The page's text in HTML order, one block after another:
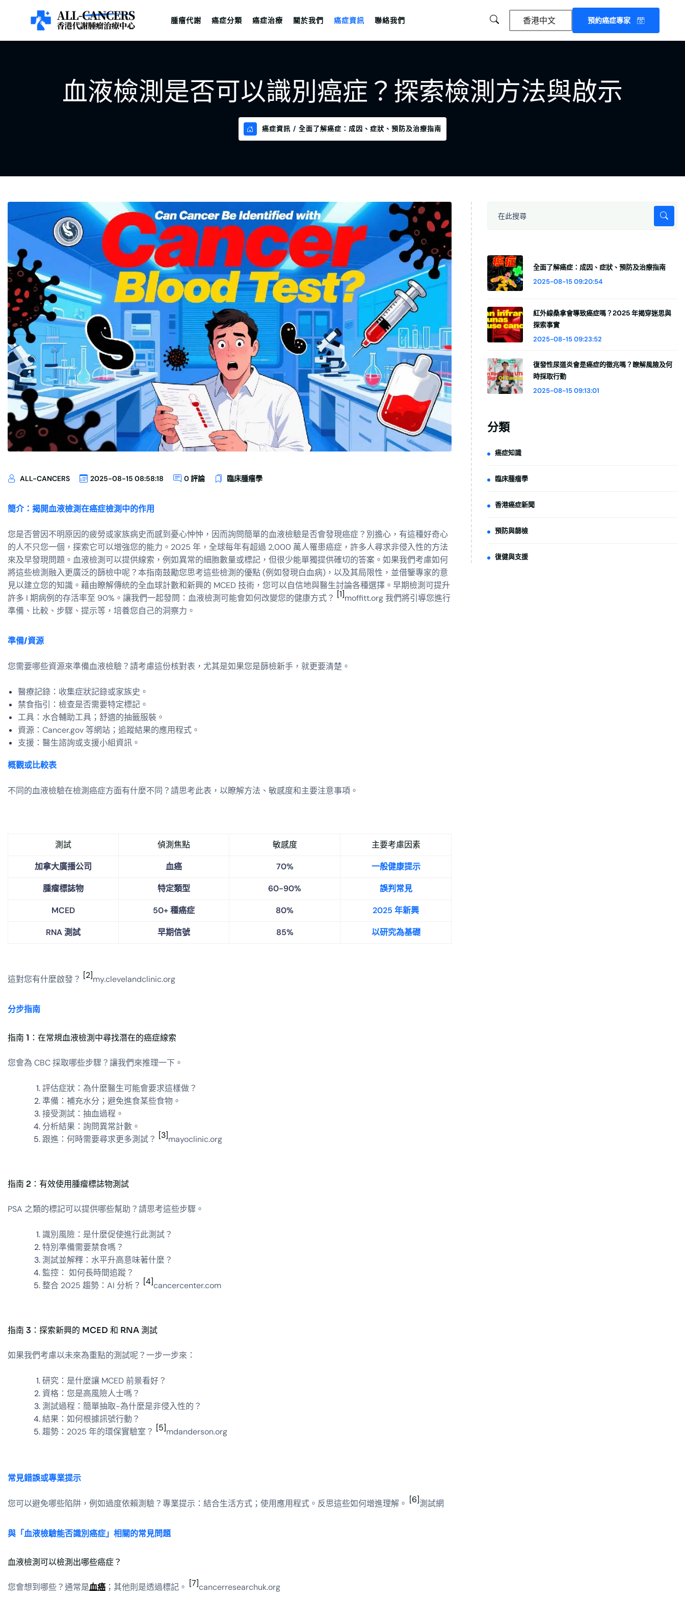
腫瘤代謝 癌症分類 癌症治療 關於我們 癌症資訊 聯絡我們 香港中文 預約癌症專家
血液檢測是否可以識別癌症？探索檢測方法與啟示
癌症資訊 全面了解癌症：成因、症狀、預防及治療指南
ALL-CANCERS 2025-08-15 08:58:18 0 評論 臨床腫瘤學
簡介：揭開血液檢測在癌症檢測中的作用
您是否曾因不明原因的疲勞或家族病史而感到憂心忡忡，因而詢問簡單的血液檢驗是否會發現癌症？別擔心，有這種好奇心
的人不只您一個，探索它可以增強您的能力。2025 年，全球每年有超過 2,000 萬人罹患癌症，許多人尋求非侵入性的方法
來及早發現問題。血液檢測可以提供線索，例如異常的細胞數量或標記，但很少能單獨提供確切的答案。如果我們考慮如何
將這些檢測融入更廣泛的篩檢中呢？本指南鼓勵您思考這些檢測的優點 (例如發現白血病)，以及其局限性，並借鑒專家的意
見以建立您的知識。藉由瞭解傳統的全血球計數和新興的 MCED 技術，您可以自信地與醫生討論各種選擇。早期檢測可提升
許多 I 期病例的存活率至 90%。讓我們一起發問：血液檢測可能會如何改變您的健康方式？ [1]moffitt.org 我們將引導您進行
準備、比較、步驟、提示等，培養您自己的洞察力。
準備/資源
您需要哪些資源來準備血液檢驗？請考慮這份核對表，尤其是如果您是篩檢新手，就更要清楚。
醫療記錄：收集症狀記錄或家族史。
禁食指引：檢查是否需要特定標記。
工具：水合輔助工具；舒適的抽籤服裝。
資源：Cancer.gov 等網站；追蹤結果的應用程式。
支援：醫生諮詢或支援小組資訊。
概觀或比較表
不同的血液檢驗在檢測癌症方面有什麼不同？請思考此表，以瞭解方法、敏感度和主要注意事項。
測試 偵測焦點 敏感度 主要考慮因素
加拿大廣播公司 血癌 70% 一般健康提示
腫瘤標誌物 特定類型 60-90% 誤判常見
MCED 50+ 種癌症 80% 2025 年新興
RNA 測試 早期信號 85% 以研究為基礎
這對您有什麼啟發？ [2]my.clevelandclinic.org
分步指南
指南 1：在常規血液檢測中尋找潛在的癌症線索
您會為 CBC 採取哪些步驟？讓我們來推理一下。
評估症狀：為什麼醫生可能會要求這樣做？
準備：補充水分；避免進食某些食物。
接受測試：抽血過程。
分析結果：詢問異常計數。
跟進：何時需要尋求更多測試？ [3]mayoclinic.org
指南 2：有效使用腫瘤標誌物測試
PSA 之類的標記可以提供哪些幫助？請思考這些步驟。
識別風險：是什麼促使進行此測試？
特別準備需要禁食嗎？
測試並解釋：水平升高意味著什麼？
監控： 如何長時間追蹤？
整合 2025 趨勢：AI 分析？ [4]cancercenter.com
指南 3：探索新興的 MCED 和 RNA 測試
如果我們考慮以未來為重點的測試呢？一步一步來：
研究：是什麼讓 MCED 前景看好？
資格：您是高風險人士嗎？
測試過程：簡單抽取-為什麼是非侵入性的？
結果：如何根據訊號行動？
趨勢：2025 年的環保實驗室？ [5]mdanderson.org
常見錯誤或專業提示
您可以避免哪些陷阱，例如過度依賴測驗？專業提示：結合生活方式；使用應用程式。反思這些如何增進理解。 [6]測試網
與「血液檢驗能否識別癌症」相關的常見問題
血液檢測可以檢測出哪些癌症？
您會想到哪些？通常是血癌 ；其他則是透過標記。 [7]cancerresearchuk.org
全面了解癌症：成因、症狀、預防及治療指南
2025-08-15 09:20:54
紅外線桑拿會導致癌症嗎？2025 年揭穿迷思與
探索事實
2025-08-15 09:23:52
復發性尿道炎會是癌症的徵兆嗎？瞭解風險及何
時採取行動
2025-08-15 09:13:01
分類
癌症知識
臨床腫瘤學
香港癌症新聞
預防與篩檢
復健與支援